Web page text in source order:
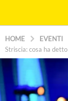
HOME EVENTI
Striscia: cosa ha detto